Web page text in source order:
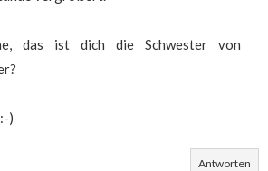
das ist dich die Schwester von
)
Antworten